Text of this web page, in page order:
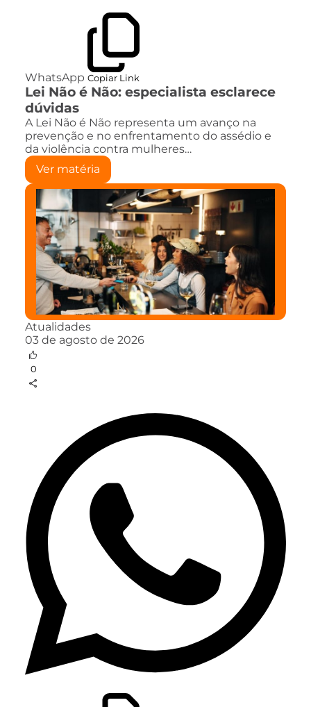
WhatsApp Copiar Link
Lei Não é Não: especialista esclarece
dúvidas
A Lei Não é Não representa um avanço na
prevenção e no enfrentamento do assédio e
da violência contra mulheres…
Ver matéria
Atualidades
03 de agosto de 2026
0